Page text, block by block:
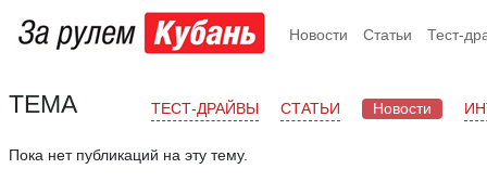
Новости Статьи Тест-
ТЕМА ТЕСТ-ДРАЙВЫ СТАТЬИ Новости
Пока нет публикаций на эту тему.